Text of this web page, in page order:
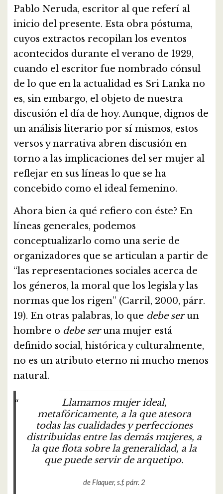
Pablo Neruda, escritor al que referí al
inicio del presente. Esta obra póstuma,
cuyos extractos recopilan los eventos
acontecidos durante el verano de 1929,
cuando el escritor fue nombrado cónsul
de lo que en la actualidad es Sri Lanka no
es, sin embargo, el objeto de nuestra
discusión el día de hoy. Aunque, dignos de
un análisis literario por sí mismos, estos
versos y narrativa abren discusión en
torno a las implicaciones del ser mujer al
reflejar en sus líneas lo que se ha
concebido como el ideal femenino.
Ahora bien ¿a qué refiero con éste? En
líneas generales, podemos
conceptualizarlo como una serie de
organizadores que se articulan a partir de
“las representaciones sociales acerca de
los géneros, la moral que los legisla y las
normas que los rigen” (Carril, 2000, párr.
19). En otras palabras, lo que debe serun
hombre o debe seruna mujer está
definido social, histórica y culturalmente,
no es un atributo eterno ni mucho menos
natural.
Llamamos mujer ideal,
metafóricamente, a la que atesora
todas las cualidades y perfecciones
distribuidas entre las demás mujeres, a
la que flota sobre la generalidad, a la
que puede servir de arquetipo.
de Flaquer, s.f. párr. 2